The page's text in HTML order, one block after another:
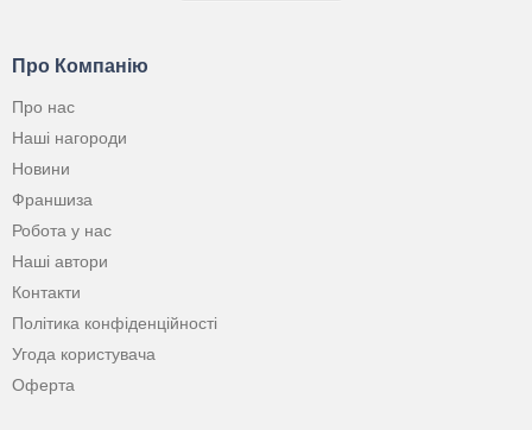
Про Компанію
Про нас
Наші нагороди
Новини
Франшиза
Робота у нас
Наші автори
Контакти
Політика конфіденційності
Угода користувача
Оферта